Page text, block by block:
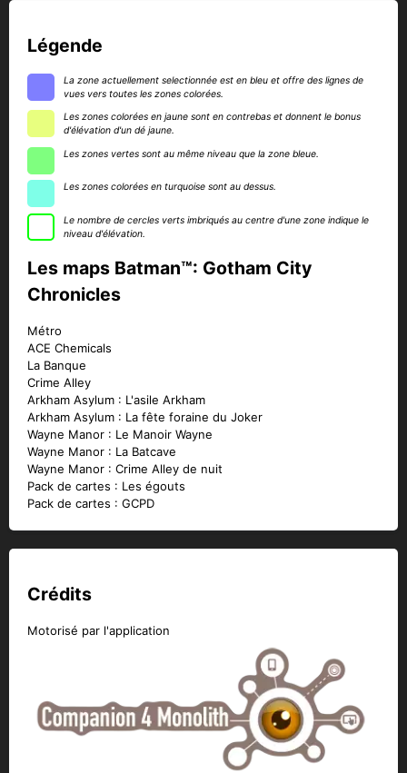
Légende
La zone actuellement selectionnée est en bleu et offre des lignes de
vues vers toutes les zones colorées.
Les zones colorées en jaune sont en contrebas et donnent le bonus
d'élévation d'un dé jaune.
Les zones vertes sont au même niveau que la zone bleue.
Les zones colorées en turquoise sont au dessus.
Le nombre de cercles verts imbriqués au centre d'une zone indique le
niveau d'élévation.
Les maps Batman™: Gotham City
Chronicles
Métro
ACE Chemicals
La Banque
Crime Alley
Arkham Asylum : L'asile Arkham
Arkham Asylum : La fête foraine du Joker
Wayne Manor : Le Manoir Wayne
Wayne Manor : La Batcave
Wayne Manor : Crime Alley de nuit
Pack de cartes : Les égouts
Pack de cartes : GCPD
Crédits
Motorisé par l'application